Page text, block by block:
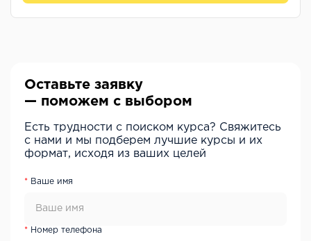
Оставьте заявку
— поможем с выбором
Есть трудности с поиском курса? Свяжитесь
с нами и мы подберем лучшие курсы и их
формат, исходя из ваших целей
Ваше имя
Номер телефона